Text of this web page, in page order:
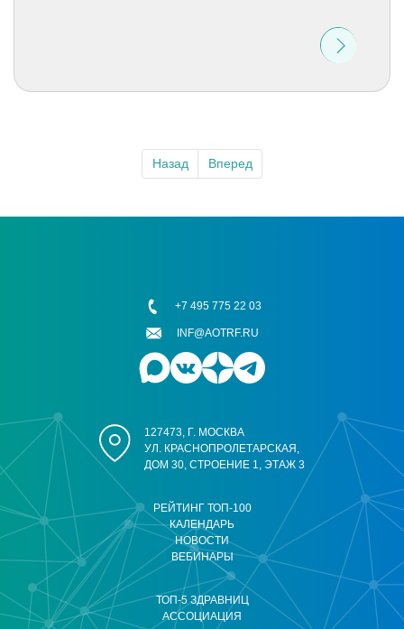
Назад Вперед
РЕЙТИНГ ТОП-100
КАЛЕНДАРЬ
НОВОСТИ
ВЕБИНАРЫ
ТОП-5 ЗДРАВНИЦ
АССОЦИАЦИЯ
127473, Г. МОСКВА
УЛ. КРАСНОПРОЛЕТАРСКАЯ,
ДОМ 30, СТРОЕНИЕ 1, ЭТАЖ 3
+7 495 775 22 03
INF@AOTRF.RU